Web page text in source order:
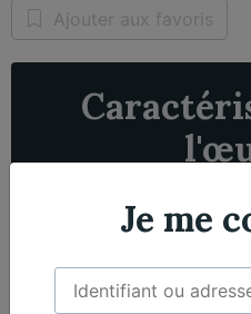
Ajouter aux favoris
VioloncelleJe me